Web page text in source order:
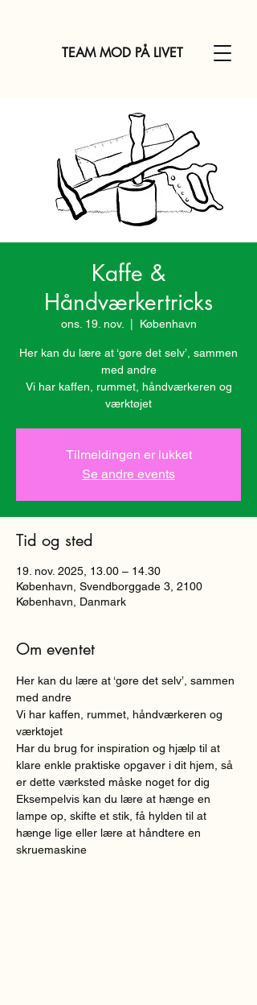
TEAM MOD PÅ LIVET
Kaffe &
Håndværkertricks
ons. 19. nov. København
Her kan du lære at ‘gøre det selv’, sammen
med andre
Vi har kaffen, rummet, håndværkeren og
værktøjet
Tilmeldingen er lukket
Se andre events
Tid og sted
19. nov. 2025, 13.00 – 14.30
København, Svendborggade 3, 2100
København, Danmark
Om eventet
Her kan du lære at ‘gøre det selv’, sammen
med andre
Vi har kaffen, rummet, håndværkeren og
værktøjet
Har du brug for inspiration og hjælp til at
klare enkle praktiske opgaver i dit hjem, så
er dette værksted måske noget for dig
Eksempelvis kan du lære at hænge en
lampe op, skifte et stik, få hylden til at
hænge lige eller lære at håndtere en
skruemaskine